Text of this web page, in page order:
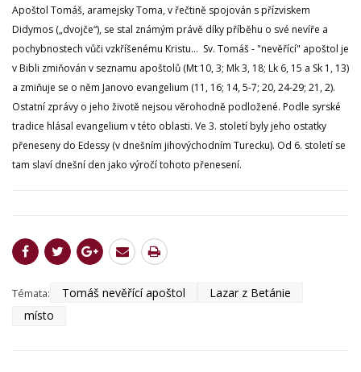
Apoštol Tomáš, aramejsky Toma, v řečtině spojován s přízviskem
Didymos („dvojče“), se stal známým právě díky příběhu o své nevíře a
pochybnostech vůči vzkříšenému Kristu... Sv. Tomáš - "nevěřící" apoštol je
v Bibli zmiňován v seznamu apoštolů (Mt 10, 3; Mk 3, 18; Lk 6, 15 a Sk 1, 13)
a zmiňuje se o něm Janovo evangelium (11, 16; 14, 5-7; 20, 24-29; 21, 2).
Ostatní zprávy o jeho životě nejsou věrohodně podložené. Podle syrské
tradice hlásal evangelium v této oblasti. Ve 3. století byly jeho ostatky
přeneseny do Edessy (v dnešním jihovýchodním Turecku). Od 6. století se
tam slaví dnešní den jako výročí tohoto přenesení.
Témata: Tomáš nevěřící apoštol
Lazar z Betánie
místo